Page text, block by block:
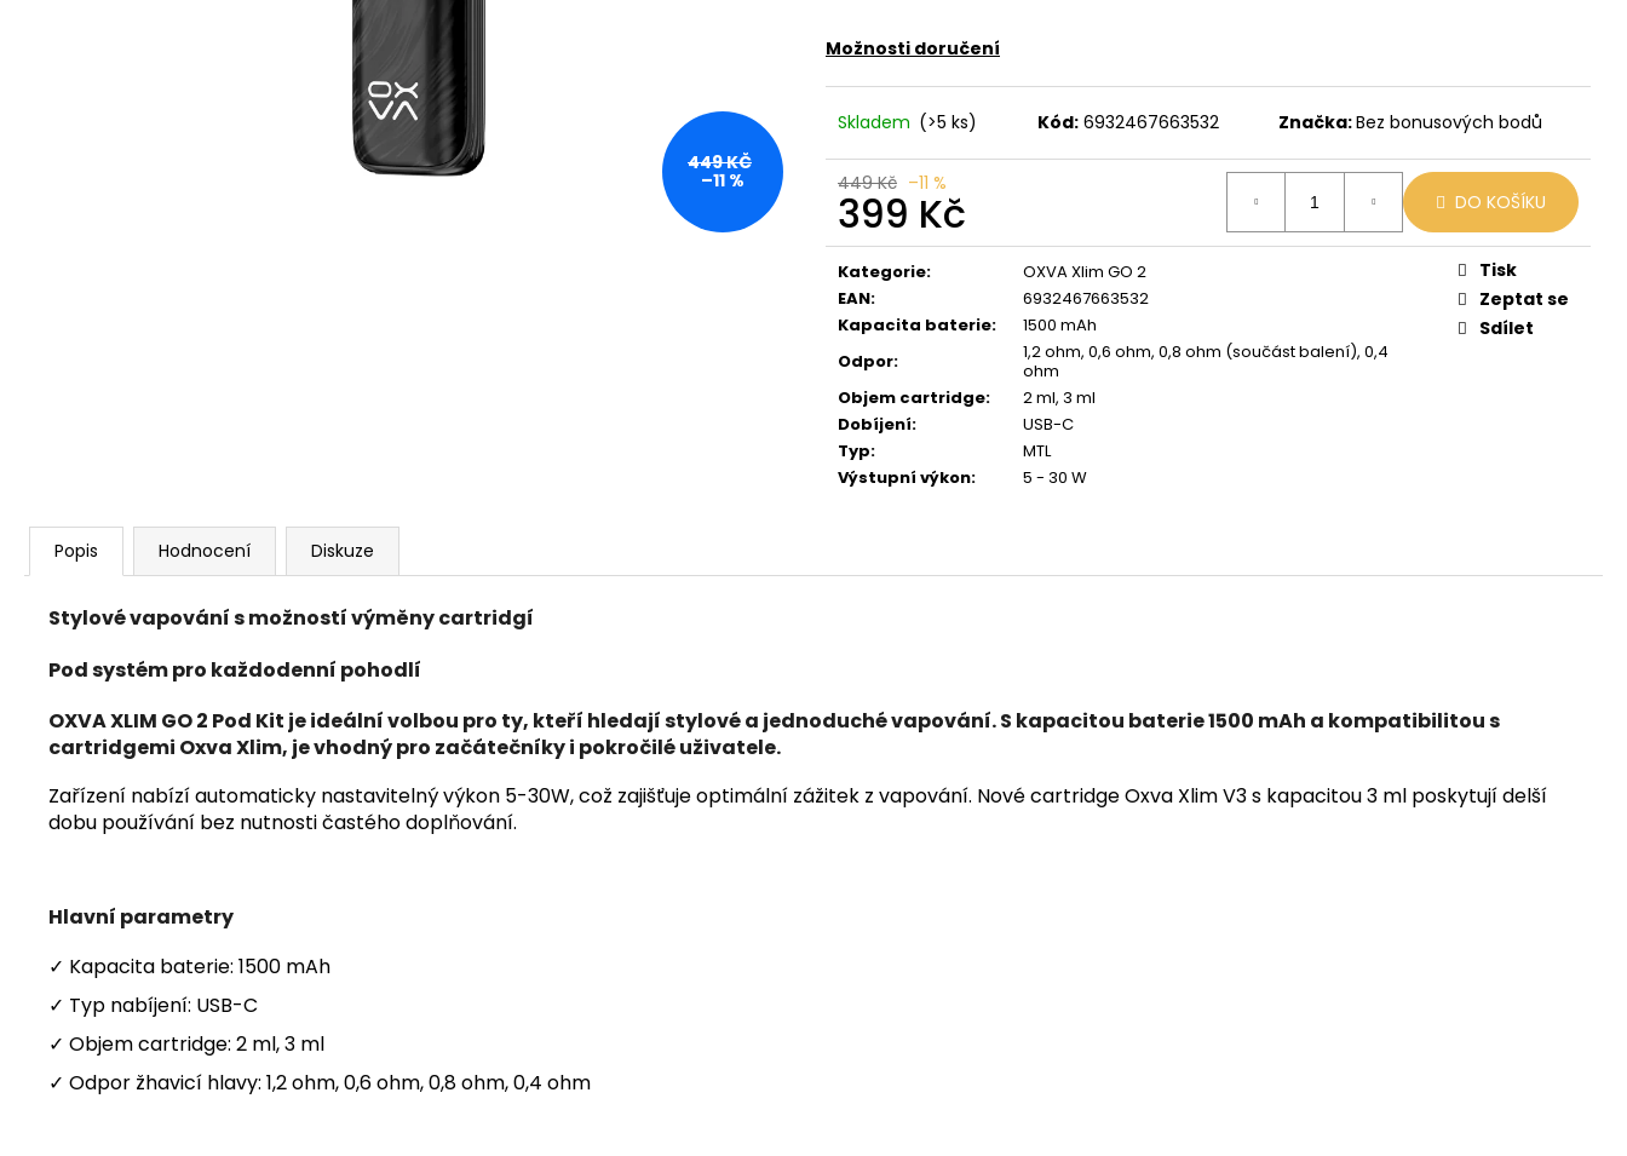
Možnosti doručení
Skladem (>5 ks) Kód: 6932467663532 Značka:Bez bonusových bodů
449 Kč –11 %
399 Kč
Měrná
cena:
DO KOŠÍKU
Kategorie:
OXVA Xlim GO 2
EAN:
6932467663532
Kapacita baterie:
1500 mAh
Odpor:
1,2 ohm, 0,6 ohm, 0,8 ohm (součást balení), 0,4
ohm
Objem cartridge:
2 ml, 3 ml
Dobíjení:
USB-C
Typ:
MTL
Výstupní výkon: 5 - 30 W
Tisk
Zeptat se
Sdílet
449 KČ
–11 %
Popis Hodnocení Diskuze
Stylové vapování s možností výměny cartridgí
Pod systém pro každodenní pohodlí
OXVA XLIM GO 2 Pod Kit je ideální volbou pro ty, kteří hledajístylovéa jednoduchévapování. S kapacitou baterie 1500 mAh a kompatibilitou s
cartridgemi Oxva Xlim, je vhodný pro začátečníky i pokročilé uživatele.
Zařízení nabízí automaticky nastavitelný výkon 5-30W, což zajišťuje optimální zážitek z vapování. Nové cartridge Oxva Xlim V3 s kapacitou 3 ml poskytují delší
dobu používání bez nutnosti častého doplňování.
Hlavní parametry
✓ Kapacita baterie: 1500 mAh
✓ Typ nabíjení: USB-C
✓ Objem cartridge: 2 ml, 3 ml
✓ Odpor žhavicí hlavy: 1,2 ohm, 0,6 ohm, 0,8 ohm, 0,4 ohm